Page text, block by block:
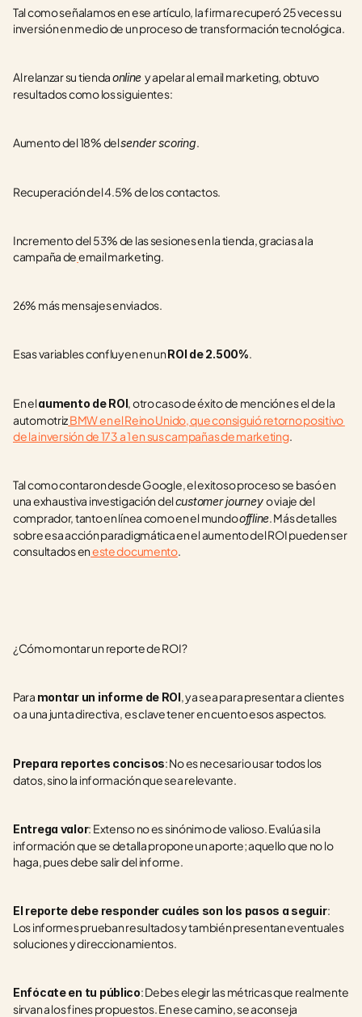
Tal como señalamos en ese artículo, la firma recuperó 25 veces su
inversión en medio de un proceso de transformación tecnológica.
Al relanzar su tienda online y apelar al email marketing, obtuvo
resultados como los siguientes:
Aumento del 18% del sender scoring.
Recuperación del 4.5% de los contactos.
Incremento del 53% de las sesiones en la tienda, gracias a la
campaña deemail marketing.
26% más mensajes enviados.
Esas variables confluyen en un ROI de 2.500%.
En el aumento de ROI, otro caso de éxito de mención es el de la
automotriz BMW en el Reino Unido, que consiguió retorno positivo
de la inversión de 173 a 1 en sus campañas de marketing.
Tal como contaron desde Google, el exitoso proceso se basó en
una exhaustiva investigación del customer journey o viaje del
comprador, tanto en línea como en el mundo offline. Más detalles
sobre esa acción paradigmática en el aumento del ROI pueden ser
consultados en este documento.
¿Cómo montar un reporte de ROI?
Para montar un informe de ROI, ya sea para presentar a clientes
o a una junta directiva,es clave tener en cuento esos aspectos.
Prepara reportes concisos: No es necesario usar todos los
datos, sino la información que sea relevante.
Entrega valor: Extenso no es sinónimo de valioso. Evalúa si la
información que se detalla propone un aporte; aquello que no lo
haga, pues debe salir del informe.
El reporte debe responder cuáles son los pasos a seguir:
Los informes prueban resultados y también presentan eventuales
soluciones y direccionamientos.
Enfócate en tu público: Debes elegir las métricas que realmente
sirvan a los fines propuestos. En ese camino, se aconseja